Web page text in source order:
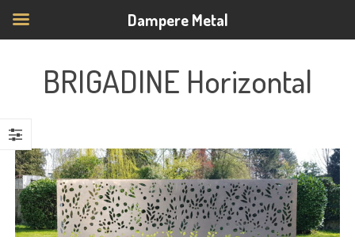
BRIGADINE Horizontal
Dampere Metal